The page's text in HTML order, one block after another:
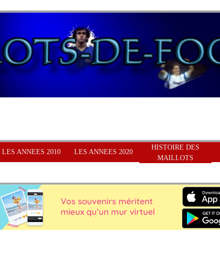
LES ANNEES 2010 LES ANNEES 2020
HISTOIRE DES
MAILLOTS